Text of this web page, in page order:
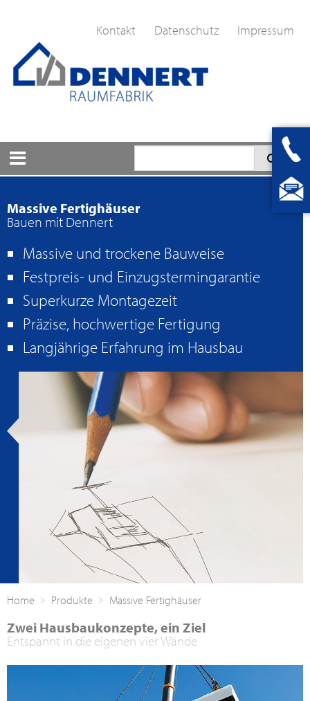
Kontakt Datenschutz Impressum
Massive Fertighäuser
Bauen mit Dennert
Massive und trockene Bauweise
Festpreis- und Einzugstermingarantie
Superkurze Montagezeit
Präzise, hochwertige Fertigung
Langjährige Erfahrung im Hausbau
Home Produkte Massive Fertighäuser
Zwei Hausbaukonzepte, ein Ziel
Entspannt in die eigenen vier Wände